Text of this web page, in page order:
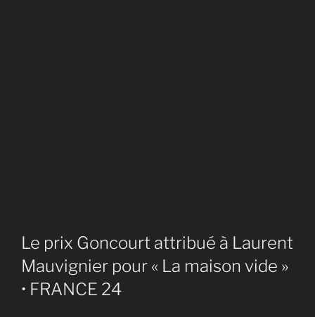
Le prix Goncourt attribué à Laurent
Mauvignier pour « La maison vide »
• FRANCE 24